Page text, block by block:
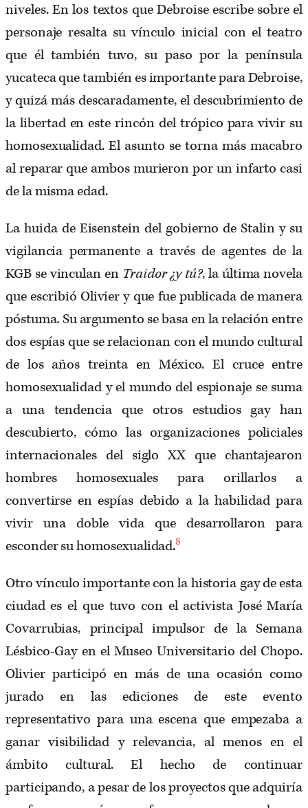
niveles. En los textos que Debroise escribe sobre el
personaje resalta su vínculo inicial con el teatro
que él también tuvo, su paso por la península
yucateca que también es importante para Debroise,
y quizá más descaradamente, el descubrimiento de
la libertad en este rincón del trópico para vivir su
homosexualidad. El asunto se torna más macabro
al reparar que ambos murieron por un infarto casi
de la misma edad.
La huida de Eisenstein del gobierno de Stalin y su
vigilancia permanente a través de agentes de la
KGB se vinculan en Traidor ¿y tú?, la última novela
que escribió Olivier y que fue publicada de manera
póstuma. Su argumento se basa en la relación entre
dos espías que se relacionan con el mundo cultural
de los años treinta en México. El cruce entre
homosexualidad y el mundo del espionaje se suma
a una tendencia que otros estudios gay han
descubierto, cómo las organizaciones policiales
internacionales del siglo XX que chantajearon
hombres homosexuales para orillarlos a
convertirse en espías debido a la habilidad para
vivir una doble vida que desarrollaron para
esconder su homosexualidad.8
Otro vínculo importante con la historia gay de esta
ciudad es el que tuvo con el activista José María
Covarrubias, principal impulsor de la Semana
Lésbico-Gay en el Museo Universitario del Chopo.
Olivier participó en más de una ocasión como
jurado en las ediciones de este evento
representativo para una escena que empezaba a
ganar visibilidad y relevancia, al menos en el
ámbito cultural. El hecho de continuar
participando, a pesar de los proyectos que adquiría